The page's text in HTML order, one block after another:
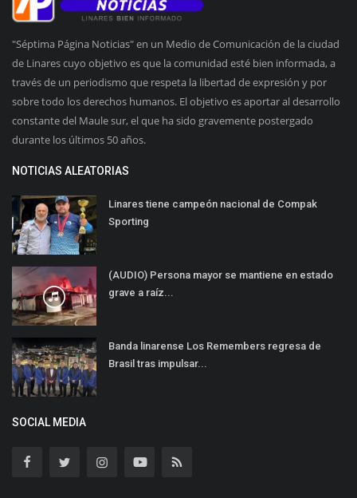
"Séptima Página Noticias" en un Medio de Comunicación de la ciudad
de Linares cuyo objetivo es que la comunidad esté bien informada, a
través de un periodismo que respeta la libertad de expresión y por
sobre todo los derechos humanos. El objetivo es aportar al desarrollo
constante del Maule sur, el que ha sido gravemente postergado
durante los últimos 50 años.
NOTICIAS ALEATORIAS
Linares tiene campeón nacional de Compak
Sporting
(AUDIO) Persona mayor se mantiene en estado
grave a raíz...
Banda linarense Los Remembers regresa de
Brasil tras impulsar...
SOCIAL MEDIA